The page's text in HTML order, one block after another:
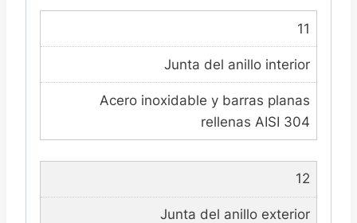
11
Junta del anillo interior
Acero inoxidable y barras planas
rellenas AISI 304
12
Junta del anillo exterior